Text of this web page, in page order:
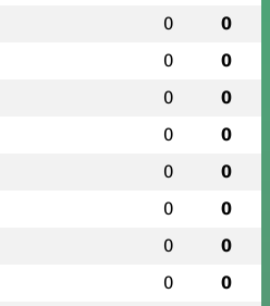
0 0
0 0
0 0
0 0
0 0
0 0
0 0
0 0